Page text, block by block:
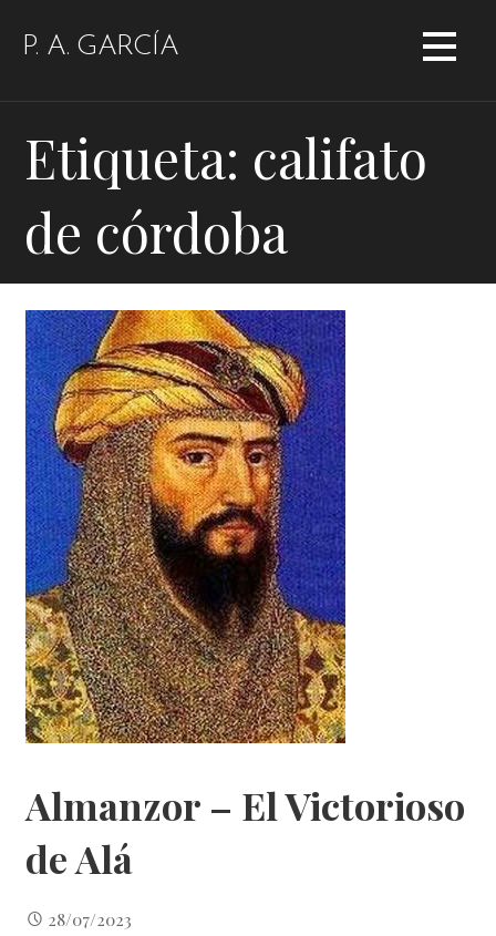
P. A. GARCÍA
Etiqueta: califato
de córdoba
Almanzor – El Victorioso
de Alá
28/07/2023